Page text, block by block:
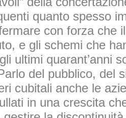
quanto spesso
con forza che
e gli schemi che
ultimi quarant’anni
del pubblico, del
cubitali anche le
in una crescita